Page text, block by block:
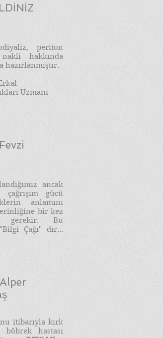
periton
hakkında
Uzmanı
ancak
gücü
anlamını
bir kez
gerekir. Bu
Çağı" dır...
itibarıyla kırk
hastası